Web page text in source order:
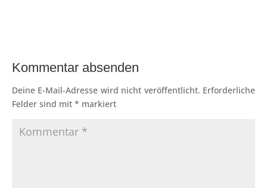
Kommentar absenden
Deine E-Mail-Adresse wird nicht veröffentlicht. Erforderliche
Felder sind mit * markiert